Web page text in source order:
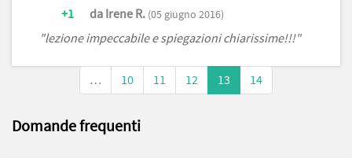
+1
da Irene R. (05 giugno 2016)
"lezione impeccabile e spiegazioni chiarissime!!!"
… 10 11 12 13 14
Domande frequenti